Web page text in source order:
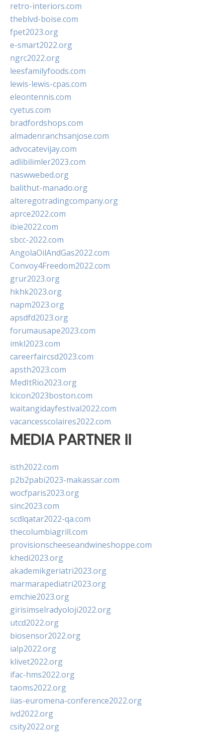
retro-interiors.com
theblvd-boise.com
fpet2023.org
e-smart2022.org
ngrc2022.org
leesfamilyfoods.com
lewis-lewis-cpas.com
eleontennis.com
cyetus.com
bradfordshops.com
almadenranchsanjose.com
advocatevijay.com
adlibilimler2023.com
naswwebed.org
balithut-manado.org
alteregotradingcompany.org
aprce2022.com
ibie2022.com
sbcc-2022.com
AngolaOilAndGas2022.com
Convoy4Freedom2022.com
grur2023.org
hkhk2023.org
napm2023.org
apsdfd2023.org
forumausape2023.com
imkl2023.com
careerfaircsd2023.com
apsth2023.com
MedItRio2023.org
lcicon2023boston.com
waitangidayfestival2022.com
vacancesscolaires2022.com
MEDIA PARTNER II
isth2022.com
p2b2pabi2023-makassar.com
wocfparis2023.org
sinc2023.com
scdlqatar2022-qa.com
thecolumbiagrill.com
provisionscheeseandwineshoppe.com
khedi2023.org
akademikgeriatri2023.org
marmarapediatri2023.org
emchie2023.org
girisimselradyoloji2022.org
utcd2022.org
biosensor2022.org
ialp2022.org
klivet2022.org
ifac-hms2022.org
taoms2022.org
iias-euromena-conference2022.org
ivd2022.org
csity2022.org